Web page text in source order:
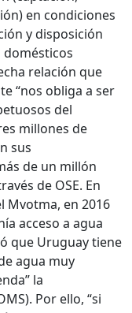
en condiciones
y disposición
domésticos
relación que
“nos obliga a ser
del
millones de
sus
de un millón
de OSE. En
Mvotma, en 2016
acceso a agua
que Uruguay tiene
agua muy
la
Por ello, “si